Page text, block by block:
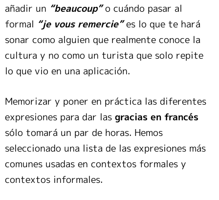
añadir un “beaucoup”o cuándo pasar al
formal “je vous remercie”es lo que te hará
sonar como alguien que realmente conoce la
cultura y no como un turista que solo repite
lo que vio en una aplicación.
Memorizar y poner en práctica las diferentes
expresiones para dar las gracias en francés
sólo tomará un par de horas. Hemos
seleccionado una lista de las expresiones más
comunes usadas en contextos formales y
contextos informales.